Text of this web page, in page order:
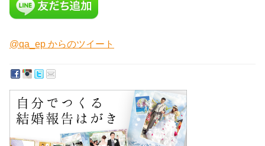
@qa_ep からのツイート